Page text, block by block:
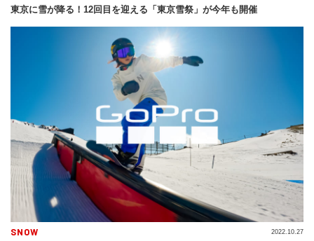
東京に雪が降る！12回目を迎える「東京雪祭」が今年も開催
SNOW 2022.10.27